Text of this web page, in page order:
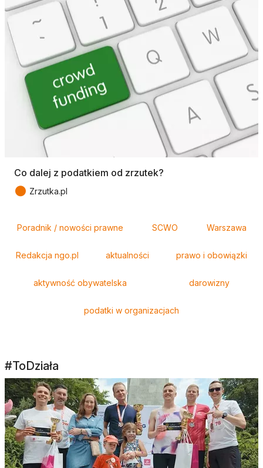
Co dalej z podatkiem od zrzutek?
● Zrzutka.pl
Poradnik / nowości prawne SCWO Warszawa
Redakcja ngo.pl aktualności prawo i obowiązki
aktywność obywatelska darowizny
podatki w organizacjach
#ToDziała